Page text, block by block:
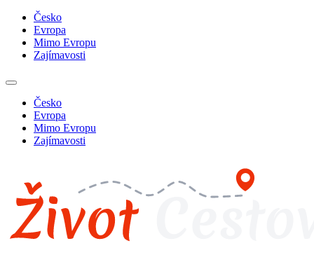
Česko
Evropa
Mimo Evropu
Zajímavosti
Česko
Evropa
Mimo Evropu
Zajímavosti